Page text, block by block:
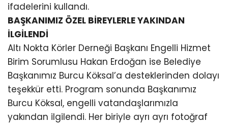
ifadelerini kullandı.
BAŞKANIMIZ ÖZEL BİREYLERLE YAKINDAN
İLGİLENDİ
Altı Nokta Körler Derneği Başkanı Engelli Hizmet
Birim Sorumlusu Hakan Erdoğan ise Belediye
Başkanımız Burcu Köksal’a desteklerinden dolayı
teşekkür etti. Program sonunda Başkanımız
Burcu Köksal, engelli vatandaşlarımızla
yakından ilgilendi. Her biriyle ayrı ayrı fotoğraf